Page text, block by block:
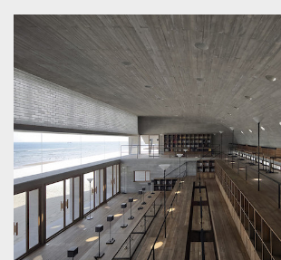
2672